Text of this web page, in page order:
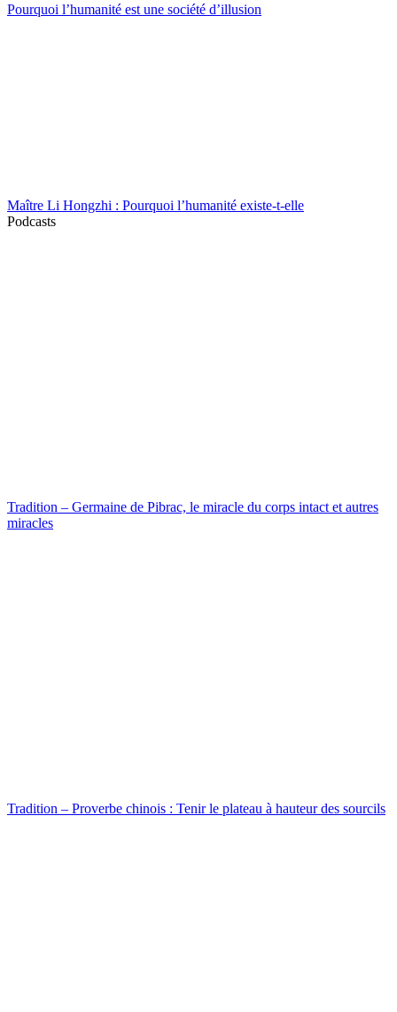
Pourquoi l’humanité est une société d’illusion
Maître Li Hongzhi : Pourquoi l’humanité existe-t-elle
Podcasts
Tradition – Germaine de Pibrac, le miracle du corps intact et autres
miracles
Tradition – Proverbe chinois : Tenir le plateau à hauteur des sourcils